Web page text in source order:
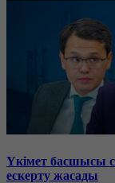
Үкімет басшысы
ескерту жасады